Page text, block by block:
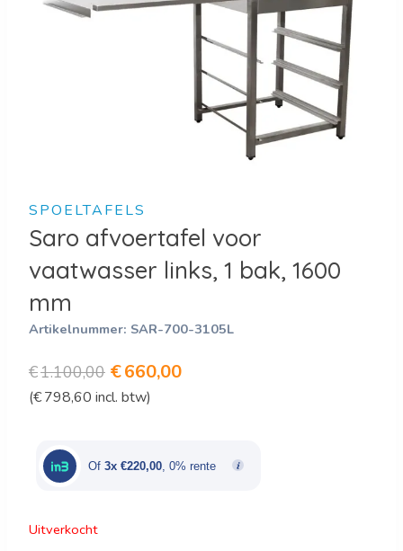
SPOELTAFELS
Saro afvoertafel voor
vaatwasser links, 1 bak, 1600
mm
Artikelnummer: SAR-700-3105L
€1.100,00 Oorspronkelijke
prijs
€1.100,00.
€660,00Huidige
€660,00.
(€798,60 incl. btw)
Of 3x €220,00, 0% rente
Uitverkocht